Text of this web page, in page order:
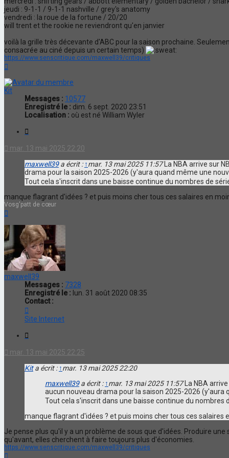
jeudi : 9-1-1 / 9-1-1 nashville / grey's anatomy
vendredi : la roue de la fortune / 20/20
will trent et the rookie ne reviendront qu'en janvier
voilà la grille très décevante d'ABC pour la saison prochaine.
consacrée au ciné depuis un certain temps)
https://www.senscritique.com/maxwell39/critiques
Kit
Messages : 10577
Enregistré le : dim. 6 sept. 2020 23:51
Localisation : où est né William Wyler
mar. 13 mai 2025 22:20
maxwell39a écrit : ↑mar. 13 mai 2025 11:57La NBA arrive sur
drama pour la saison 2025-2026 (y'aura quand même une
Tout cela s'inscrit dans une baisse continue du nombres de
manque flagrant d'idées ? et puis moins cher tous ces salaires en
Vosg'patt de cœur
maxwell39
Messages : 7328
Enregistré le : lun. 31 août 2020 08:35
Contact :
maxwell39
Site Internet
mar. 13 mai 2025 22:25
Kita écrit : ↑mar. 13 mai 2025 22:20
maxwell39a écrit : ↑mar. 13 mai 2025 11:57La NBA
aucun nouveau drama pour la saison 2025-2026
Tout cela s'inscrit dans une baisse continue du
manque flagrant d'idées ? et puis moins cher tous ces salaires
Je pense plus qu'il y a un problème de sous que d'idées. Produire
qu'avant, elles cherchent à faire toujours plus d'économies.
https://www.senscritique.com/maxwell39/critiques